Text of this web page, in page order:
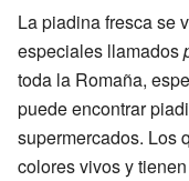
La piadina fresca se
especiales llamados
toda la Romaña,
puede encontrar
supermercados. Los
colores vivos y